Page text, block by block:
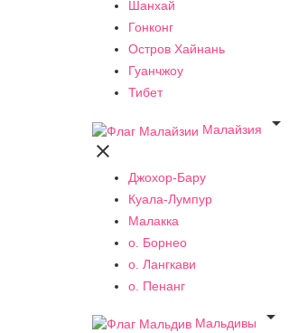
Шанхай
Гонконг
Остров Хайнань
Гуанчжоу
Тибет
Малайзия


Джохор-Бару
Куала-Лумпур
Малакка
о. Борнео
о. Лангкави
о. Пенанг
Мальдивы
